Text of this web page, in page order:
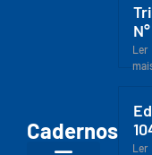
Cadernos
Ler
Ler